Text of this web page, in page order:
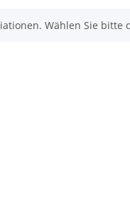
Wählen Sie bitte